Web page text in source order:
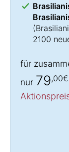
(
2100
für
nur 79,00€